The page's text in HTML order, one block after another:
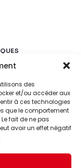
des
et/ou accéder aux
à ces technologies
que le comportement
fait de ne pas
avoir un effet négatif